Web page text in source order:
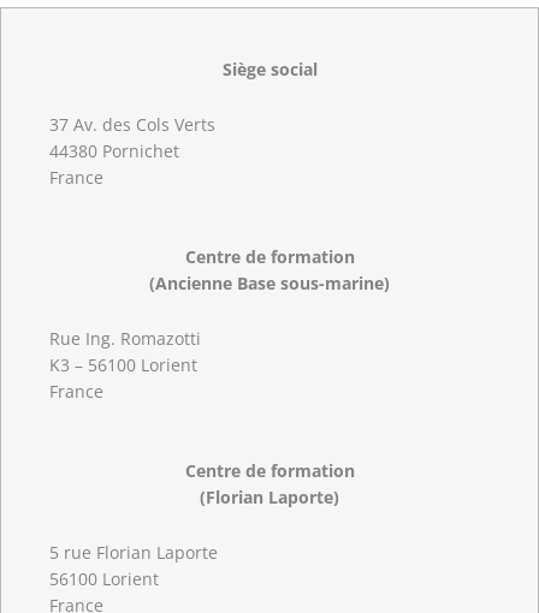
Siège social
37 Av. des Cols Verts
44380 Pornichet
France
Centre de formation
(Ancienne Base sous-marine)
Rue Ing. Romazotti
K3 – 56100 Lorient
France
Centre de formation
(Florian Laporte)
5 rue Florian Laporte
56100 Lorient
France